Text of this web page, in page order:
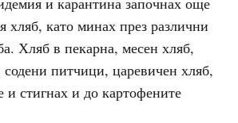
хляб, като минах през различни
Хляб в пекарна, месен хляб,
питчици, царевичен хляб,
и стигнах и до картофените